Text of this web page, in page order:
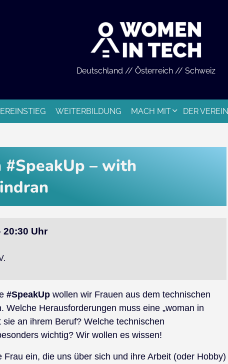
Deutschland // Österreich // Schweiz
WEITERBILDUNG MACH MIT DER VEREIN
#SpeakUp – with
20:30 Uhr
#SpeakUp wollen wir Frauen aus dem technischen
Welche Herausforderungen muss eine „woman in
sie an ihrem Beruf? Welche technischen
wichtig? Wir wollen es wissen!
Frau ein, die uns über sich und ihre Arbeit (oder Hobby)